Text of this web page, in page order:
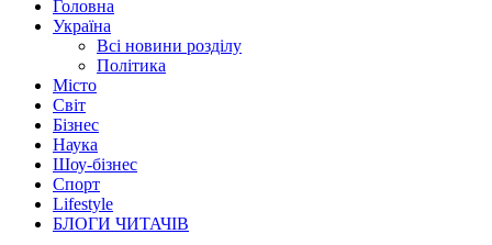
Головна
Україна
Всі новини розділу
Політика
Місто
Світ
Бізнес
Наука
Шоу-бізнес
Спорт
Lifestyle
БЛОГИ ЧИТАЧІВ